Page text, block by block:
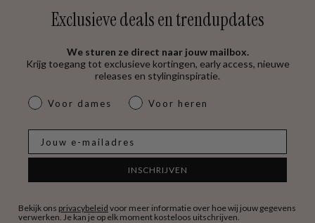
Exclusieve deals en trendupdates
We sturen ze direct naar jouw mailbox.
Krijg toegang tot exclusieve kortingen, early access, nieuwe
releases en stylinginspiratie.
dames & heren
Voor dames Voor heren
INSCHRIJVEN
Bekijk ons privacybeleid voor meer informatie over hoe wij jouw gegevens
verwerken. Je kan je op elk moment kosteloos uitschrijven.